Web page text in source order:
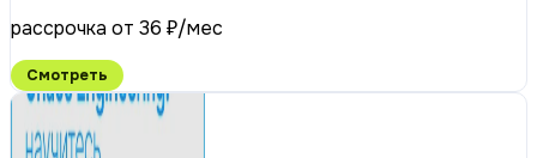
рассрочка от 36 ₽/мес
Смотреть